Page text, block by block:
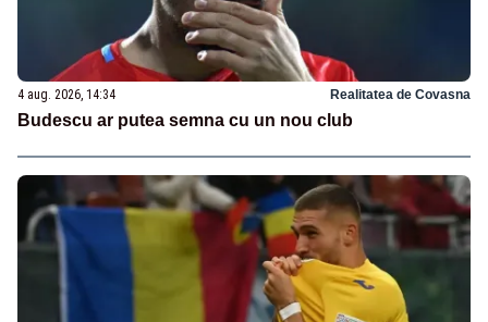
4 aug. 2026, 14:34 Realitatea de Covasna
Budescu ar putea semna cu un nou club